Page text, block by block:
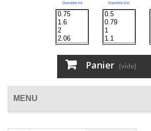
Diamètre Int Diamètre Ext
Panier (vide)
MENU